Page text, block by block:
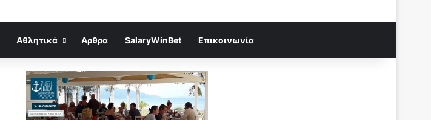
Αθλητικά Αρθρα SalaryWinBet Επικοινωνία